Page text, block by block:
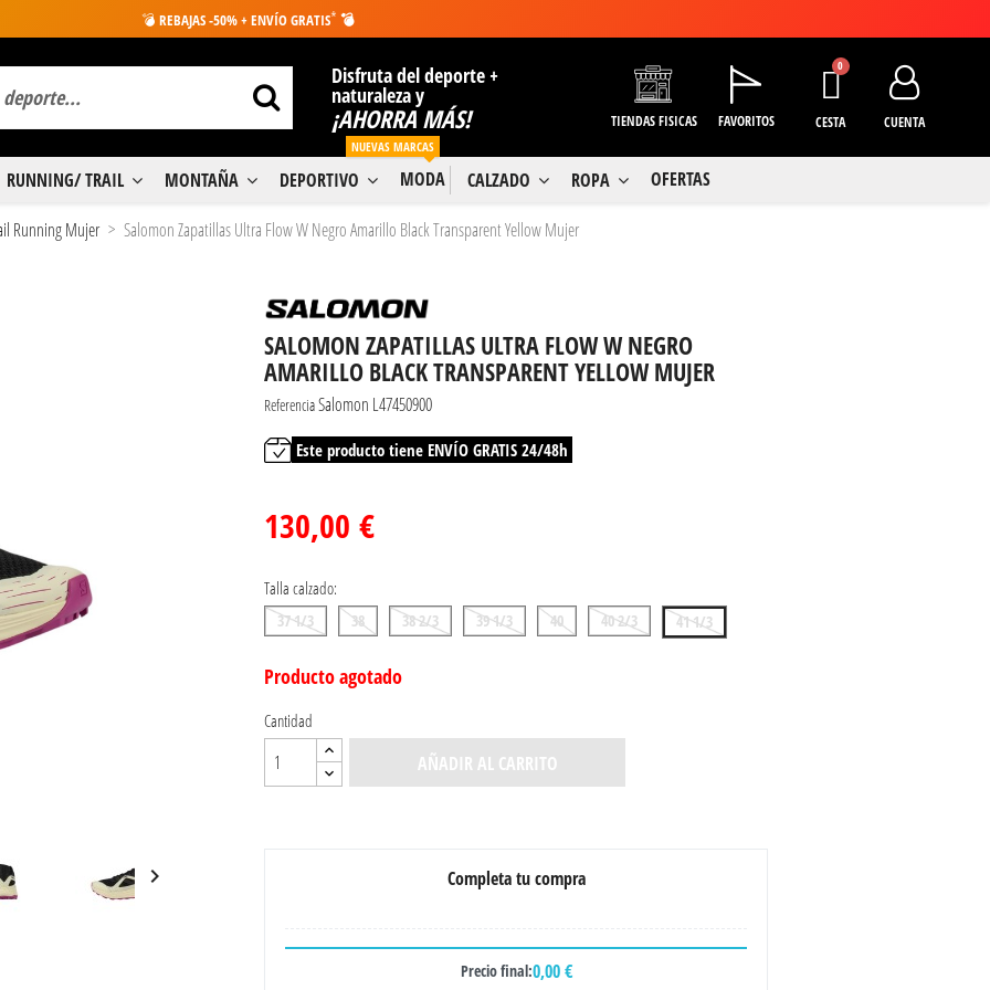
💣 REBAJAS -50% + ENVÍO GRATIS* 💣
Disfruta del deporte +
naturaleza y
¡AHORRA MÁS! TIENDAS FISICAS FAVORITOS CESTA CUENTA
RUNNING/ TRAIL MONTAÑA DEPORTIVO MODA
NUEVAS MARCAS
CALZADO ROPA OFERTAS
Running Mujer Salomon Zapatillas Ultra Flow W Negro Amarillo Black Transparent Yellow Mujer

SALOMON ZAPATILLAS ULTRA FLOW W NEGRO
AMARILLO BLACK TRANSPARENT YELLOW MUJER
ReferenciaSalomon L47450900
Este producto tiene ENVÍO GRATIS 24/48h
130,00 €
Talla calzado:
37 1/3 38 38 2/3 39 1/3 40 40 2/3 41 1/3
Producto agotado
Cantidad
AÑADIR AL CARRITO
Completa tu compra
Precio final:0,00 €